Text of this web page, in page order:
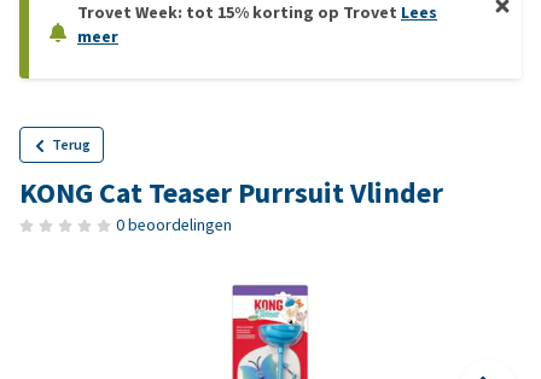
Trovet Week: tot 15% korting op Trovet Lees
meer
Terug
KONG Cat Teaser Purrsuit Vlinder
0 beoordelingen